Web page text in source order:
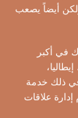
أيضاً يصعب
في أكبر
في ذلك خدمة
علاقات